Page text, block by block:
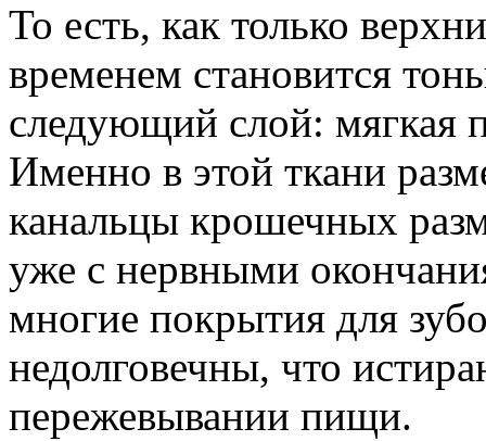
То есть, как только
временем становится
следующий слой: мягкая
Именно в этой ткани
канальцы крошечных
уже с нервными
многие покрытия для
недолговечны, что
пережевывании пищи.